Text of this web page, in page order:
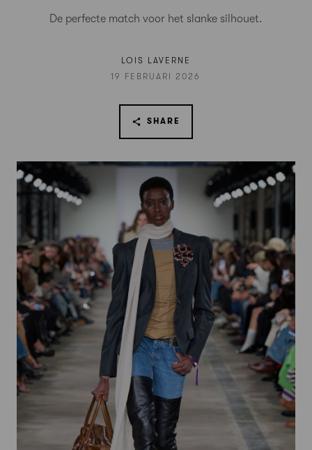
De perfecte match voor het slanke silhouet.
LOIS LAVERNE
19 FEBRUARI 2026
SHARE